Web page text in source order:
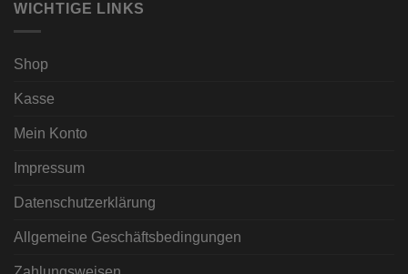
WICHTIGE LINKS
Shop
Kasse
Mein Konto
Impressum
Datenschutzerklärung
Allgemeine Geschäftsbedingungen